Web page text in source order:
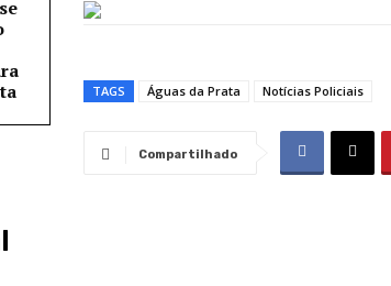
TAGS Águas da Prata Notícias Policiais
Compartilhado